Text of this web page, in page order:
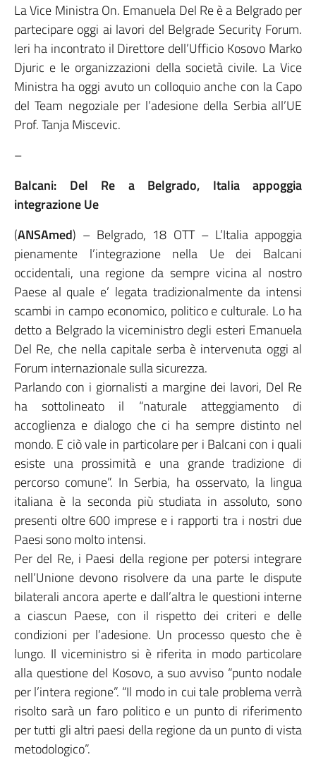
La Vice Ministra On. Emanuela Del Re è a Belgrado per
partecipare oggi ai lavori del Belgrade Security Forum.
Ieri ha incontrato il Direttore dell’Ufficio Kosovo Marko
Djuric e le organizzazioni della società civile. La Vice
Ministra ha oggi avuto un colloquio anche con la Capo
del Team negoziale per l’adesione della Serbia all’UE
Prof. Tanja Miscevic.
–
Balcani: Del Re a Belgrado, Italia appoggia
integrazione Ue
(ANSAmed) – Belgrado, 18 OTT – L’Italia appoggia
pienamente l’integrazione nella Ue dei Balcani
occidentali, una regione da sempre vicina al nostro
Paese al quale e’ legata tradizionalmente da intensi
scambi in campo economico, politico e culturale. Lo ha
detto a Belgrado la viceministro degli esteri Emanuela
Del Re, che nella capitale serba è intervenuta oggi al
Forum internazionale sulla sicurezza.
Parlando con i giornalisti a margine dei lavori, Del Re
ha sottolineato il “naturale atteggiamento di
accoglienza e dialogo che ci ha sempre distinto nel
mondo. E ciò vale in particolare per i Balcani con i quali
esiste una prossimità e una grande tradizione di
percorso comune”. In Serbia, ha osservato, la lingua
italiana è la seconda più studiata in assoluto, sono
presenti oltre 600 imprese e i rapporti tra i nostri due
Paesi sono molto intensi.
Per del Re, i Paesi della regione per potersi integrare
nell’Unione devono risolvere da una parte le dispute
bilaterali ancora aperte e dall’altra le questioni interne
a ciascun Paese, con il rispetto dei criteri e delle
condizioni per l’adesione. Un processo questo che è
lungo. Il viceministro si è riferita in modo particolare
alla questione del Kosovo, a suo avviso “punto nodale
per l’intera regione”. “Il modo in cui tale problema verrà
risolto sarà un faro politico e un punto di riferimento
per tutti gli altri paesi della regione da un punto di vista
metodologico”.